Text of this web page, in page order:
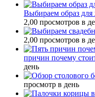
Выбираем образ
2,00 просмотров в
2,00 просмотров в
причин почему
день
просмотр в день